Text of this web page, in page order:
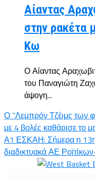
Αίαντας
στην ρακέτα
Κω
Ο Αίαντας
του Παναγιώτη
άψογη...
Ο “Λεμπρόν Τζέιμς των
με 4 βολές καθάρισε το
Α1 ΕΣΚΑΗ: Σήμερα η 13η
διαδικτυακά ΑΕ